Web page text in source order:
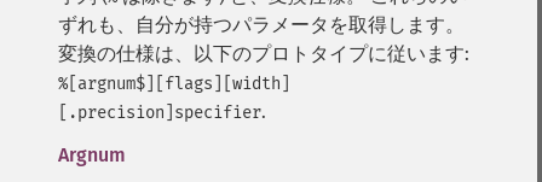
ずれも、自分が持つパラメータを取得します。
変換の仕様は、以下のプロトタイプに従います:
%[argnum$][flags][width]
[.precision]specifier.
Argnum